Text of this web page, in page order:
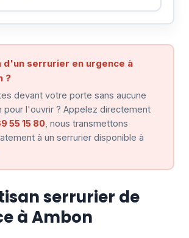
d'un serrurier en urgence à
?
devant votre porte sans aucune
pour l'ouvrir ? Appelez directement
55 15 80 , nous transmettons
à un serrurier disponible à
serrurier de
à Ambon